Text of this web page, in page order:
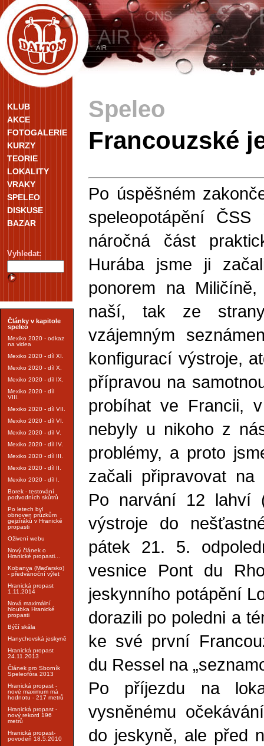
KLUB
AKCE
FOTOGALERIE
KURZY
TEORIE
LOKALITY
VRAKY
SPELEO
DISKUSE
BAZAR
Vyhledat:
Články v kapitole
speleo
Mexiko 2020 - odkaz
na videa
Mexiko 2020 - díl XI.
Mexiko 2020 - díl X.
Mexiko 2020 - díl IX.
Mexiko 2020 - díl
VIII.
Mexiko 2020 - díl VII.
Mexiko 2020 - díl VI.
Mexiko 2020 - díl V.
Mexiko 2020 - díl IV.
Mexiko 2020 - díl III.
Mexiko 2020 - díl II.
Mexiko 2020 - díl I.
Borek - testování
podvodních skůtrů
Po letech byl
obnoven průzkům
gejzíráků v Hranické
propasti
Oživení webu
Nový článek o
Hranické propasti...
Kobanya (Maďarsko)
- předvánoční výlet
Hranická propast
1.11.2014
Nová maximální
hloubka Hranické
propasti
Býčí skála
Hanychovská jeskyně
Hranická propast
24.11.2013
Článek pro Sborník
Speleofóra 2013
Hranická propast -
nové maximum má
hodnotu - 217 metrů
Hranická propast -
nový rekord 196
metrů
Hranická propast-
povodeň 18.5.2010
Speleo
Francouzské
Po úspěšném
speleopotápění
náročná část
Hurába jsme ji
ponorem na
naší, tak ze
vzájemným
konfigurací výstroje,
přípravou na
probíhat ve Francii,
nebyly u nikoho z
problémy, a proto
začali připravovat na
Po narvání 12
výstroje do
pátek 21. 5.
vesnice Pont du
jeskynního potápění
dorazili po poledni a
ke své první
du Ressel na
Po příjezdu na
vysněnému
do jeskyně, ale před